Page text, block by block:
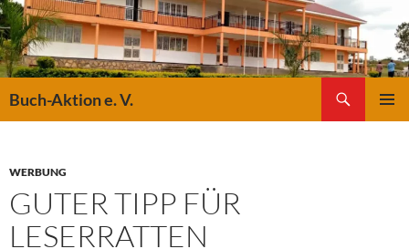
Buch-Aktion e. V.
WERBUNG
GUTER TIPP FÜR
LESERRATTEN